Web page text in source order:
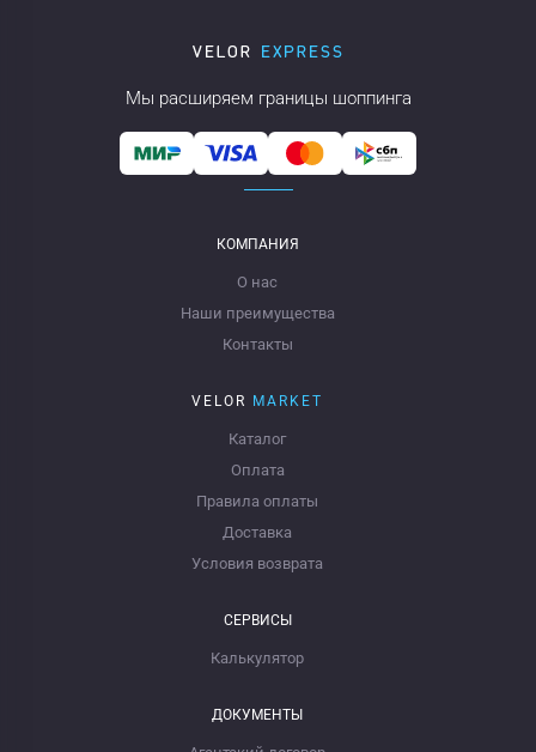
Мы расширяем границы шоппинга
КОМПАНИЯ
О нас
Наши преимущества
Контакты
VELOR MARKET
Каталог
Оплата
Правила оплаты
Доставка
Условия возврата
СЕРВИСЫ
Калькулятор
ДОКУМЕНТЫ